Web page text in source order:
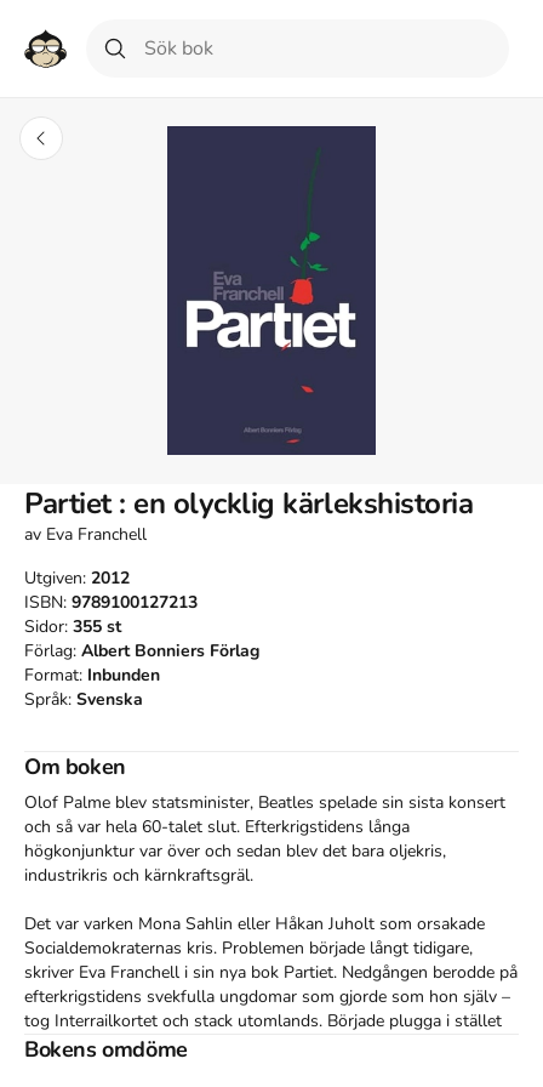
Partiet : en olycklig kärlekshistoria
av Eva Franchell
Utgiven: 2012
ISBN: 9789100127213
Sidor: 355 st
Förlag: Albert Bonniers Förlag
Format: Inbunden
Språk: Svenska
Om boken
Olof Palme blev statsminister, Beatles spelade sin sista konsert
och så var hela 60-talet slut. Efterkrigstidens långa
högkonjunktur var över och sedan blev det bara oljekris,
industrikris och kärnkraftsgräl.
Det var varken Mona Sahlin eller Håkan Juholt som orsakade
Socialdemokraternas kris. Problemen började långt tidigare,
skriver Eva Franchell i sin nya bok Partiet. Nedgången berodde på
efterkrigstidens svekfulla ungdomar som gjorde som hon själv –
tog Interrailkortet och stack utomlands. Började plugga i stället
för att jobba, gå med i facket och skolas in i partiet.
Bokens omdöme